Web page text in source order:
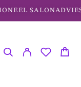
SALONADVIES